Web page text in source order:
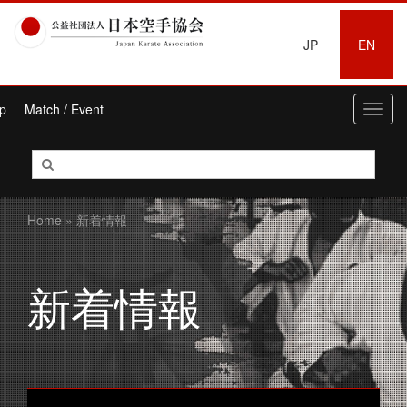
JP EN
Match / Event
Home» 新着情報
新着情報